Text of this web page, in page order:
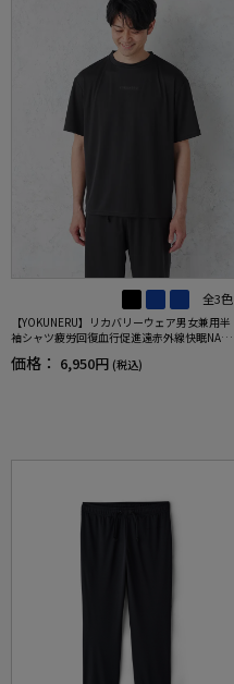
全3色
【YOKUNERU】リカバリーウェア男女兼用半
袖シャツ疲労回復血行促進遠赤外線快眠NANO
MIX(R)【一般医療機器】SS～LLサイズ
価格： 6,950円 (税込)